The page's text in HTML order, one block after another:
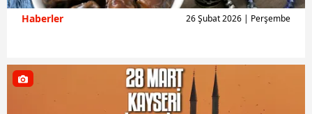
Haberler 26 Şubat 2026 | Perşembe